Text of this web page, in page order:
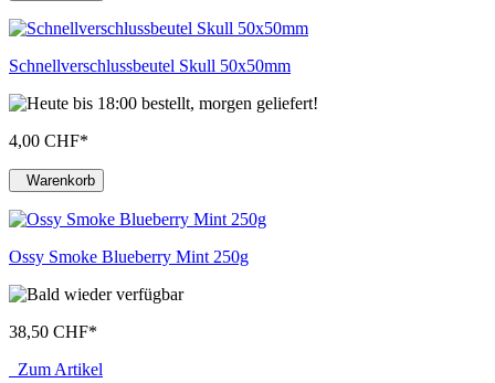
Schnellverschlussbeutel Skull 50x50mm
4,00 CHF*
Warenkorb
Ossy Smoke Blueberry Mint 250g
38,50 CHF*
Zum Artikel